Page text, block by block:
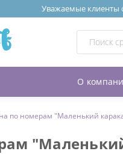
Уважаемые клиенты
О
по номерам "Маленький